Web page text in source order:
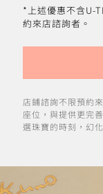
*上述優惠不含U-
約來店諮詢者。
店鋪諮詢不限預約
座位，與提供更完
選珠寶的時刻，幻